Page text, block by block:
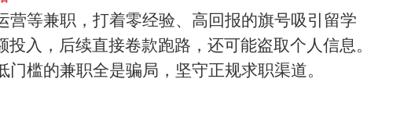
营等兼职，打着零经验、高回报的旗号吸引留学
入，后续直接卷款跑路，还可能盗取个人信息。
槛的兼职全是骗局，坚守正规求职渠道。